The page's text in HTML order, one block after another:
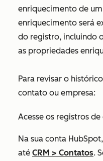
enriquecimento de
enriquecimento será
do registro, incluindo
as propriedades
Para revisar o
contato ou empresa:
Acesse os registros
Na sua conta
até CRM > Contatos.